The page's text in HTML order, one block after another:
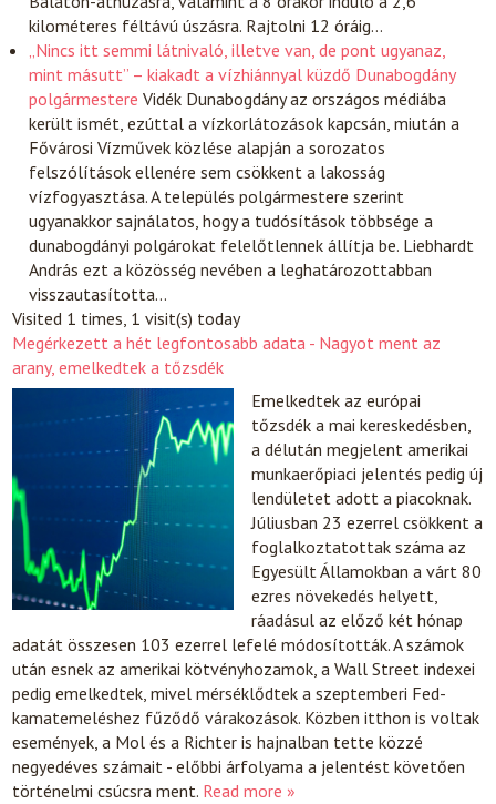
kilométeres féltávú úszásra. Rajtolni 12 óráig…
„Nincs itt semmi látnivaló, illetve van, de pont ugyanaz,
mint másutt” – kiakadt a vízhiánnyal küzdő Dunabogdány
polgármestere Vidék Dunabogdány az országos médiába
került ismét, ezúttal a vízkorlátozások kapcsán, miután a
Fővárosi Vízművek közlése alapján a sorozatos
felszólítások ellenére sem csökkent a lakosság
vízfogyasztása. A település polgármestere szerint
ugyanakkor sajnálatos, hogy a tudósítások többsége a
dunabogdányi polgárokat felelőtlennek állítja be. Liebhardt
András ezt a közösség nevében a leghatározottabban
visszautasította…
Visited 1 times, 1 visit(s) today
Megérkezett a hét legfontosabb adata - Nagyot ment az
arany, emelkedtek a tőzsdék
Emelkedtek az európai
tőzsdék a mai kereskedésben,
a délután megjelent amerikai
munkaerőpiaci jelentés pedig új
lendületet adott a piacoknak.
Júliusban 23 ezerrel csökkent a
foglalkoztatottak száma az
Egyesült Államokban a várt 80
ezres növekedés helyett,
ráadásul az előző két hónap
adatát összesen 103 ezerrel lefelé módosították. A számok
után esnek az amerikai kötvényhozamok, a Wall Street indexei
pedig emelkedtek, mivel mérséklődtek a szeptemberi Fed-
kamatemeléshez fűződő várakozások. Közben itthon is voltak
események, a Mol és a Richter is hajnalban tette közzé
negyedéves számait - előbbi árfolyama a jelentést követően
történelmi csúcsra ment. Read more »